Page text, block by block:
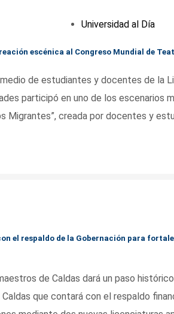
Universidad al Día
escénica al Congreso Mundial de
de estudiantes y docentes de la
participó en uno de los escenarios
Migrantes”, creada por docentes y
el respaldo de la Gobernación para
de Caldas dará un paso
que contará con el respaldo